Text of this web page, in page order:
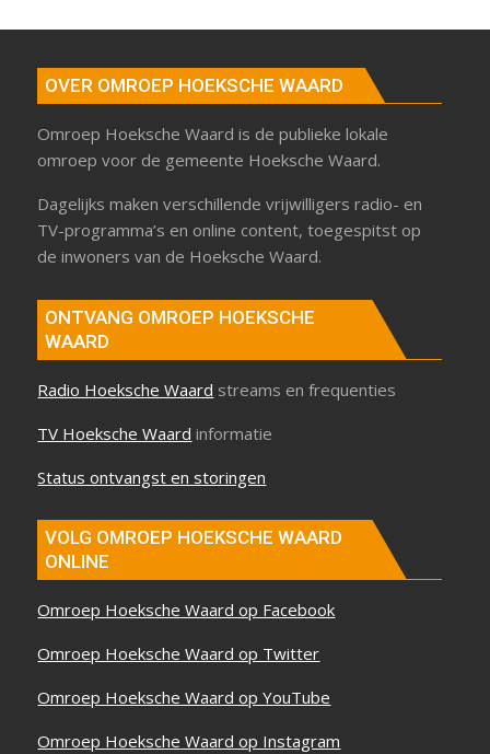
OVER OMROEP HOEKSCHE WAARD
Omroep Hoeksche Waard is de publieke lokale
omroep voor de gemeente Hoeksche Waard.
Dagelijks maken verschillende vrijwilligers radio- en
TV-programma’s en online content, toegespitst op
de inwoners van de Hoeksche Waard.
ONTVANG OMROEP HOEKSCHE
WAARD
Radio Hoeksche Waard streams en frequenties
TV Hoeksche Waard informatie
Status ontvangst en storingen
VOLG OMROEP HOEKSCHE WAARD
ONLINE
Omroep Hoeksche Waard op Facebook
Omroep Hoeksche Waard op Twitter
Omroep Hoeksche Waard op YouTube
Omroep Hoeksche Waard op Instagram